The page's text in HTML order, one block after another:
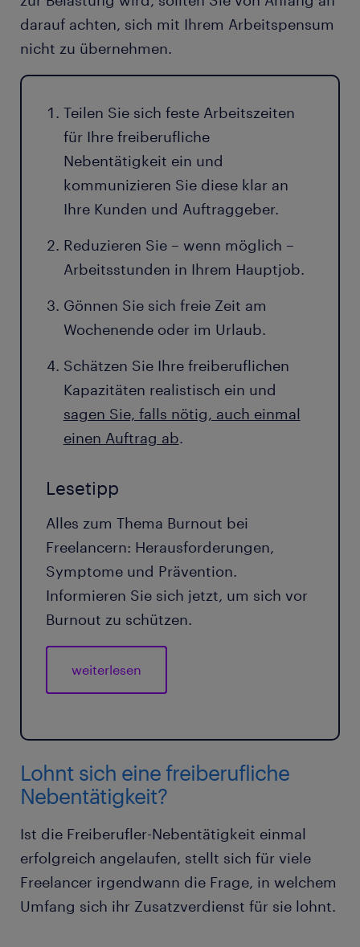
darauf achten, sich mit Ihrem Arbeitspensum
nicht zu übernehmen.
Teilen Sie sich feste Arbeitszeiten
für Ihre freiberufliche
Nebentätigkeit ein und
kommunizieren Sie diese klar an
Ihre Kunden und Auftraggeber.
Reduzieren Sie – wenn möglich –
Arbeitsstunden in Ihrem Hauptjob.
Gönnen Sie sich freie Zeit am
Wochenende oder im Urlaub.
Schätzen Sie Ihre freiberuflichen
Kapazitäten realistisch ein und
sagen Sie, falls nötig, auch einmal
einen Auftrag ab.
Lesetipp
Alles zum Thema Burnout bei
Freelancern: Herausforderungen,
Symptome und Prävention.
Informieren Sie sich jetzt, um sich vor
Burnout zu schützen.
weiterlesen
Lohnt sich eine freiberufliche
Nebentätigkeit?
Ist die Freiberufler-Nebentätigkeit einmal
erfolgreich angelaufen, stellt sich für viele
Freelancer irgendwann die Frage, in welchem
Umfang sich ihr Zusatzverdienst für sie lohnt.